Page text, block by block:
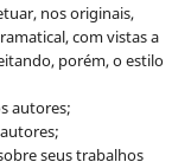
nos originais,
com vistas a
porém, o estilo
autores;
seus trabalhos